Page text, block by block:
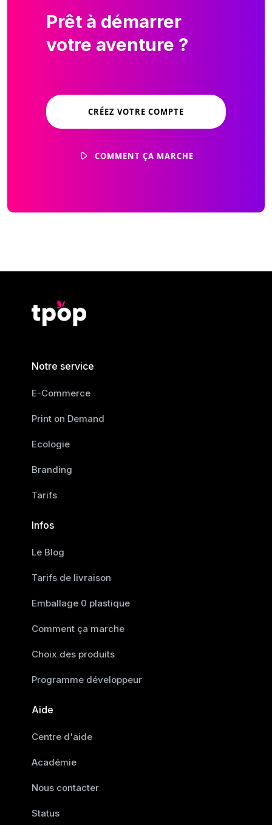
Prêt à démarrer
votre aventure ?
CRÉEZ VOTRE COMPTE
COMMENT ÇA MARCHE
Notre service
E-Commerce
Print on Demand
Ecologie
Branding
Tarifs
Infos
Le Blog
Tarifs de livraison
Emballage 0 plastique
Comment ça marche
Choix des produits
Programme développeur
Aide
Centre d'aide
Académie
Nous contacter
Status